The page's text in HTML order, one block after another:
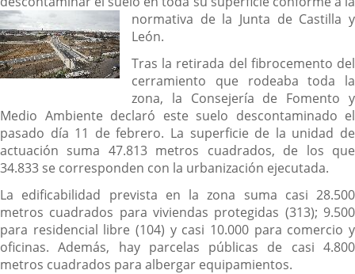
normativa de la Junta de Castilla y
León.
Tras la retirada del fibrocemento del
cerramiento que rodeaba toda la
zona, la Consejería de Fomento y
Medio Ambiente declaró este suelo descontaminado el
pasado día 11 de febrero. La superficie de la unidad de
actuación suma 47.813 metros cuadrados, de los que
34.833 se corresponden con la urbanización ejecutada.
La edificabilidad prevista en la zona suma casi 28.500
metros cuadrados para viviendas protegidas (313); 9.500
para residencial libre (104) y casi 10.000 para comercio y
oficinas. Además, hay parcelas públicas de casi 4.800
metros cuadrados para albergar equipamientos.